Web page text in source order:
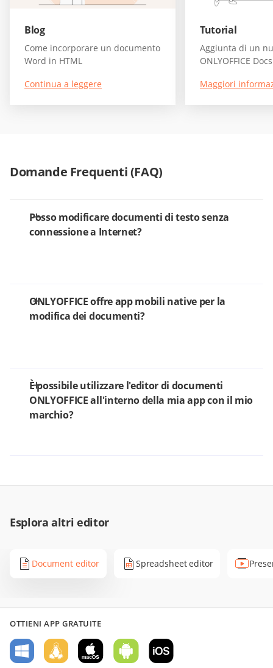
Blog
Come incorporare un documento
Word in HTML
Continua a leggere
Tutorial
Aggiunta di un
ONLYOFFICE Docs
Maggiori
Domande Frequenti (FAQ)
Posso modificare documenti di testo senza
connessione a Internet?
ONLYOFFICE offre app mobili native per la
modifica dei documenti?
È possibile utilizzare l'editor di documenti
ONLYOFFICE all'interno della mia app con il mio
marchio?
Esplora altri editor
Document editor Spreadsheet editor
OTTIENI APP GRATUITE